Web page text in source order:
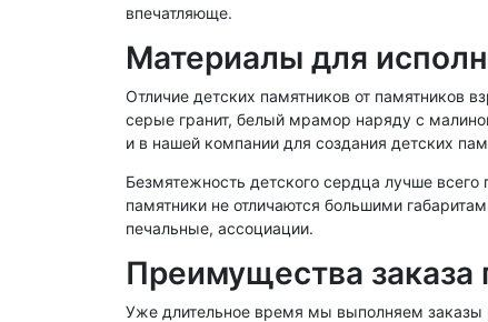
впечатляюще.
Материалы для
Отличие детских памятников от памятников
серые гранит, белый мрамор наряду с
и в нашей компании для создания детских
Безмятежность детского сердца лучше
памятники не отличаются большими
печальные, ассоциации.
Преимущества заказа
Уже длительное время мы выполняем заказы